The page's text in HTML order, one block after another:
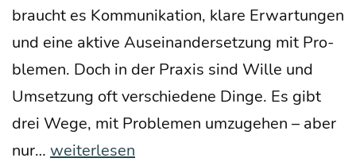
braucht es Kom­mu­ni­ka­ti­on, kla­re Erwar­tun­gen
und eine akti­ve Aus­ein­an­der­set­zung mit Pro­
ble­men. Doch in der Pra­xis sind Wil­le und
Umset­zung oft ver­schie­de­ne Din­ge. Es gibt
drei Wege, mit Pro­ble­men umzu­ge­hen – aber
nur… Füh­
weiterlesen